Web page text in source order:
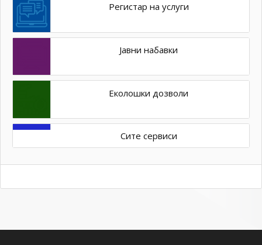
Регистар на услуги
Јавни набавки
Еколошки дозволи
Сите сервиси